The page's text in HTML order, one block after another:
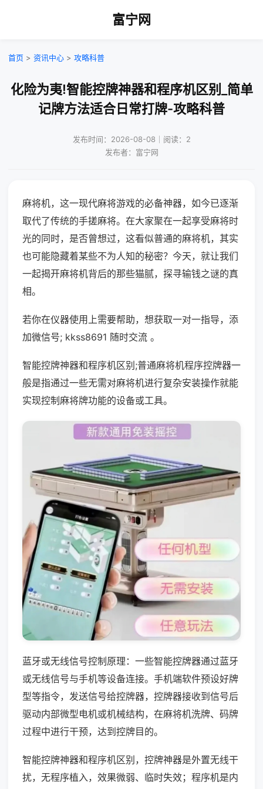
富宁网
首页 > 资讯中心 > 攻略科普
化险为夷!智能控牌神器和程序机区别_简单
记牌方法适合日常打牌-攻略科普
发布时间：2026-08-08｜阅读：2
发布者：富宁网
麻将机，这一现代麻将游戏的必备神器，如今已逐渐
取代了传统的手搓麻将。在大家聚在一起享受麻将时
光的同时，是否曾想过，这看似普通的麻将机，其实
也可能隐藏着某些不为人知的秘密？今天，就让我们
一起揭开麻将机背后的那些猫腻，探寻输钱之谜的真
相。
若你在仪器使用上需要帮助，想获取一对一指导，添
加微信号; kkss8691 随时交流 。
智能控牌神器和程序机区别;普通麻将机程序控牌器一
般是指通过一些无需对麻将机进行复杂安装操作就能
实现控制麻将牌功能的设备或工具。
蓝牙或无线信号控制原理：一些智能控牌器通过蓝牙
或无线信号与手机等设备连接。手机端软件预设好牌
型等指令，发送信号给控牌器，控牌器接收到信号后
驱动内部微型电机或机械结构，在麻将机洗牌、码牌
过程中进行干预，达到控牌目的。
智能控牌神器和程序机区别，控牌神器是外置无线干
扰，无程序植入，效果微弱、临时失效；程序机是内